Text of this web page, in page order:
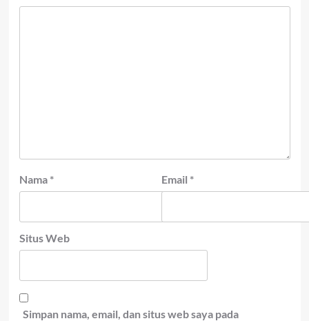
Nama * Email *
Situs Web
Simpan nama, email, dan situs web saya pada